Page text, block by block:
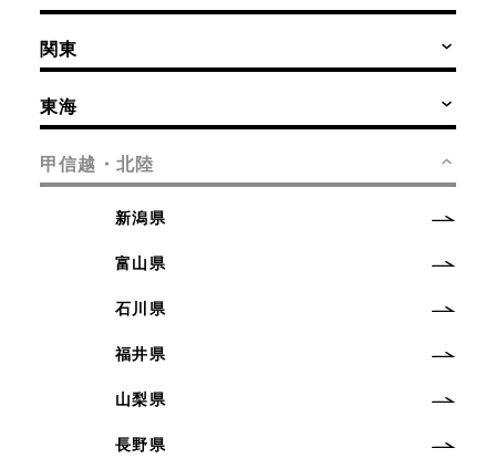
関東
東海
甲信越・北陸
新潟県
富山県
石川県
福井県
山梨県
長野県